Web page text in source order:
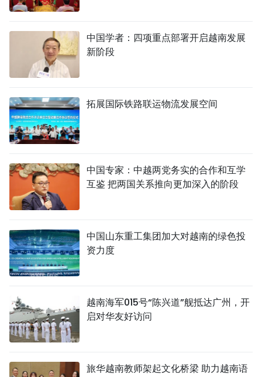
中国学者：四项重点部署开启越南发展
新阶段
拓展国际铁路联运物流发展空间
中国专家：中越两党务实的合作和互学
互鉴 把两国关系推向更加深入的阶段
中国山东重工集团加大对越南的绿色投
资力度
越南海军015号“陈兴道”舰抵达广州，开
启对华友好访问
旅华越南教师架起文化桥梁 助力越南语